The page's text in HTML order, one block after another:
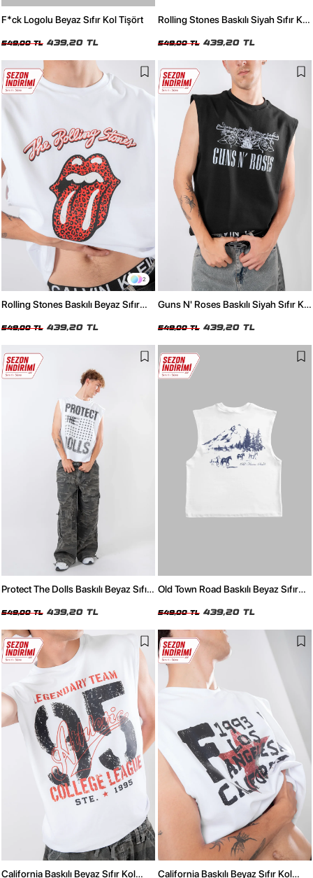
F*ck Logolu Beyaz Sıfır Kol Tişört
549,00 TL 439,20 TL
Rolling Stones Baskılı Siyah Sıfır Kol
549,00 TL 439,20 TL
2
Rolling Stones Baskılı Beyaz Sıfır
549,00 TL 439,20 TL
Guns N' Roses Baskılı Siyah Sıfır Kol
549,00 TL 439,20 TL
Protect The Dolls Baskılı Beyaz Sıfır
549,00 TL 439,20 TL
Old Town Road Baskılı Beyaz Sıfır
549,00 TL 439,20 TL
California Baskılı Beyaz Sıfır Kol California Baskılı Beyaz Sıfır Kol